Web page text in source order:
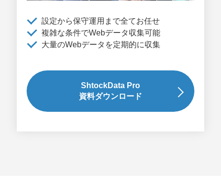
設定から保守運用まで全てお任せ
複雑な条件でWebデータ収集可能
大量のWebデータを定期的に収集
ShtockData Pro
資料ダウンロード